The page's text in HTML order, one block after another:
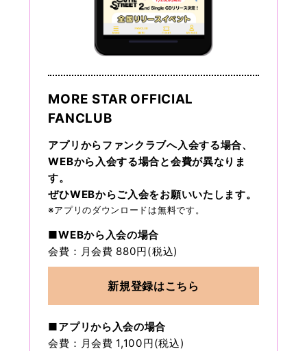
MORE STAR OFFICIAL
FANCLUB
アプリからファンクラブへ入会する場合、
WEBから入会する場合と会費が異なりま
す。
ぜひWEBからご入会をお願いいたします。
※アプリのダウンロードは無料です。
■WEBから入会の場合
会費：月会費 880円(税込)
新規登録はこちら
■アプリから入会の場合
会費：月会費 1,100円(税込)